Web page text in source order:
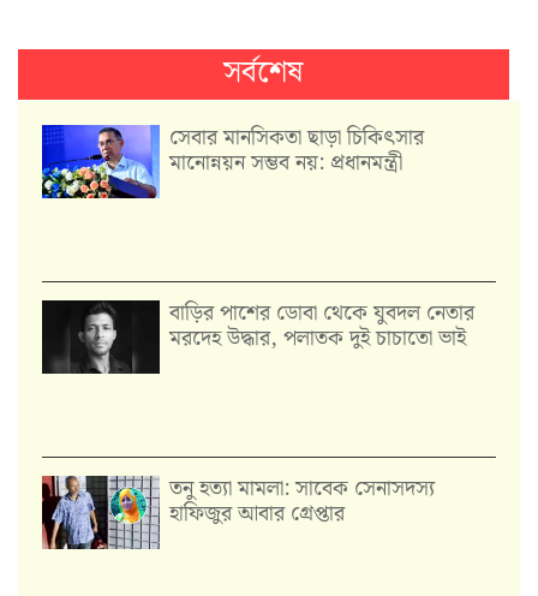
সর্বশেষ
সেবার মানসিকতা ছাড়া চিকিৎসার
মানোন্নয়ন সম্ভব নয়: প্রধানমন্ত্রী
বাড়ির পাশের ডোবা থেকে যুবদল নেতার
মরদেহ উদ্ধার, পলাতক দুই চাচাতো ভাই
তনু হত্যা মামলা: সাবেক সেনাসদস্য
হাফিজুর আবার গ্রেপ্তার